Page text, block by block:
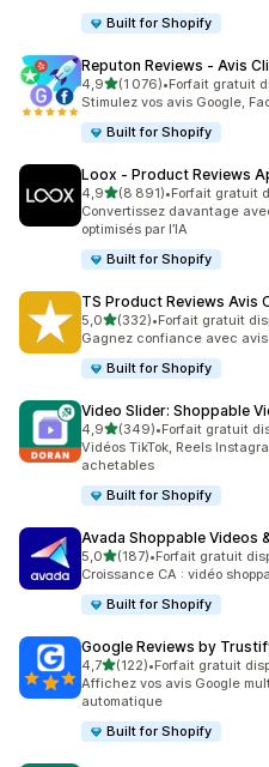
Built for Shopify
Reputon Reviews ‑ Avis
4,9étoile(s) sur 5
(1 076)
1076 avis au total
•Forfait gratuit
Stimulez vos avis Google,
Built for Shopify
Loox ‑ Product Reviews
4,9étoile(s) sur 5
(8 891)
8891 avis au total
•Forfait gratuit
Convertissez davantage
optimisés par l’IA
Built for Shopify
TS Product Reviews Avis
5,0étoile(s) sur 5
(332)
332 avis au total
•Forfait gratuit
Gagnez confiance avec
Built for Shopify
Video Slider: Shoppable
4,9étoile(s) sur 5
(349)
349 avis au total
•Forfait gratuit
Vidéos TikTok, Reels
achetables
Built for Shopify
Avada Shoppable Videos
5,0étoile(s) sur 5
(187)
187 avis au total
•Forfait gratuit
Croissance CA : vidéo
Built for Shopify
Google Reviews by
4,7étoile(s) sur 5
(122)
122 avis au total
•Forfait gratuit
Affichez vos avis Google
automatique
Built for Shopify